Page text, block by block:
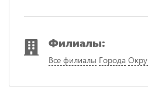
Филиалы:
Все филиалы Города